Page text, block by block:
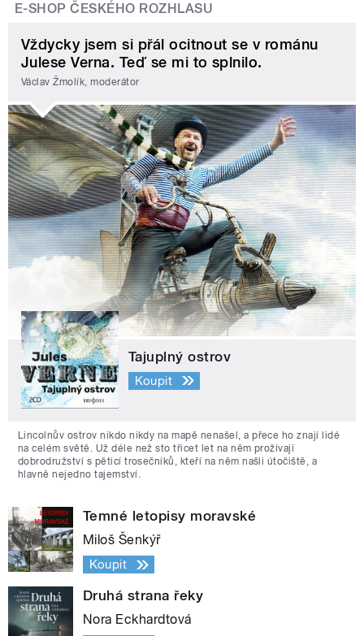
E-SHOP ČESKÉHO ROZHLASU
Vždycky jsem si přál ocitnout se v románu
Julese Verna. Teď se mi to splnilo.
Václav Žmolík, moderátor
Tajuplný ostrov
Koupit
Lincolnův ostrov nikdo nikdy na mapě nenašel, a přece ho znají lidé
na celém světě. Už déle než sto třicet let na něm prožívají
dobrodružství s pěticí trosečníků, kteří na něm našli útočiště, a
hlavně nejedno tajemství.
Temné letopisy moravské
Miloš Šenkýř
Koupit
Druhá strana řeky
Nora Eckhardtová